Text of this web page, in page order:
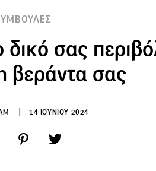
Ειδήσεις
Έρευνες
σας
βεράντα σας
14 ΙΟΥΝΙΟΥ 2024